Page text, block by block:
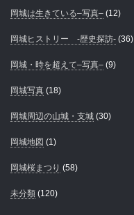
岡城は生きている–写真– (12)
岡城ヒストリー -歴史探訪- (36)
岡城・時を超えて–写真– (9)
岡城写真 (18)
岡城周辺の山城・支城 (30)
岡城地図 (1)
岡城桜まつり (58)
未分類 (120)